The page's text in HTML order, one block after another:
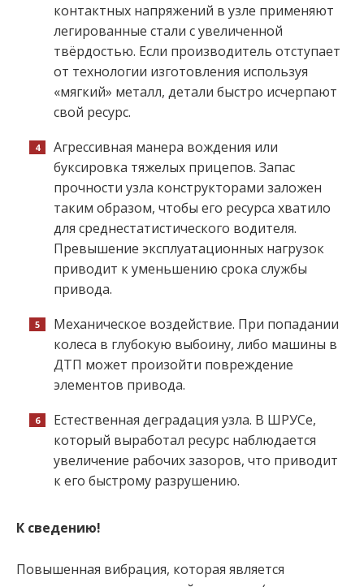
контактных напряжений в узле применяют
легированные стали с увеличенной
твёрдостью. Если производитель отступает
от технологии изготовления используя
«мягкий» металл, детали быстро исчерпают
свой ресурс.
Агрессивная манера вождения или
буксировка тяжелых прицепов. Запас
прочности узла конструкторами заложен
таким образом, чтобы его ресурса хватило
для среднестатистического водителя.
Превышение эксплуатационных нагрузок
приводит к уменьшению срока службы
привода.
Механическое воздействие. При попадании
колеса в глубокую выбоину, либо машины в
ДТП может произойти повреждение
элементов привода.
Естественная деградация узла. В ШРУСе,
который выработал ресурс наблюдается
увеличение рабочих зазоров, что приводит
к его быстрому разрушению.
К сведению!
Повышенная вибрация, которая является